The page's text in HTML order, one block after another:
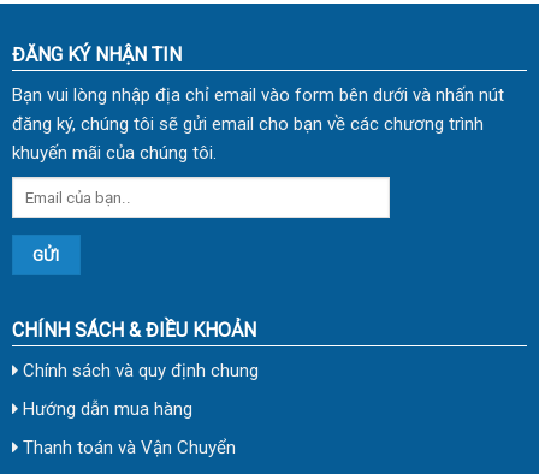
ĐĂNG KÝ NHẬN TIN
Bạn vui lòng nhập địa chỉ email vào form bên dưới và nhấn nút
đăng ký, chúng tôi sẽ gửi email cho bạn về các chương trình
khuyến mãi của chúng tôi.
CHÍNH SÁCH & ĐIỀU KHOẢN
Chính sách và quy định chung
Hướng dẫn mua hàng
Thanh toán và Vận Chuyển